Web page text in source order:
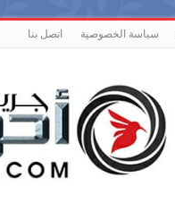
سياسة الخصوصية اتصل بنا